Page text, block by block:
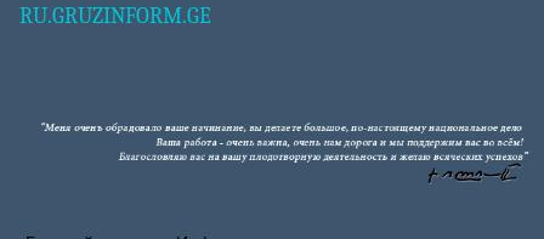
RU.GRUZINFORM.GE